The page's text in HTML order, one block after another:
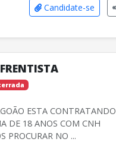
Candidate-se
FRENTISTA
ESTA CONTRATANDO
DE 18 ANOS COM CNH
PROCURAR NO ...